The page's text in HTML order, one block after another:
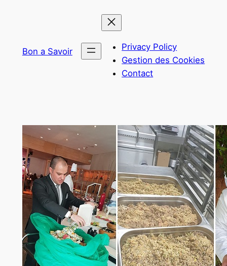
Bon a Savoir
Privacy Policy
Gestion des Cookies
Contact